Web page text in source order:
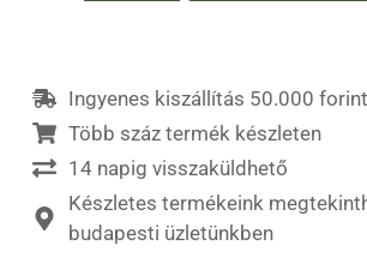
Ingyenes kiszállítás 50.000
Több száz termék készleten
14 napig visszaküldhető
Készletes termékeink
budapesti üzletünkben